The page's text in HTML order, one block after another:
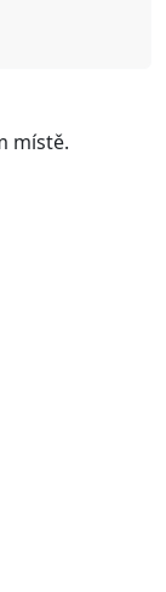
místě.